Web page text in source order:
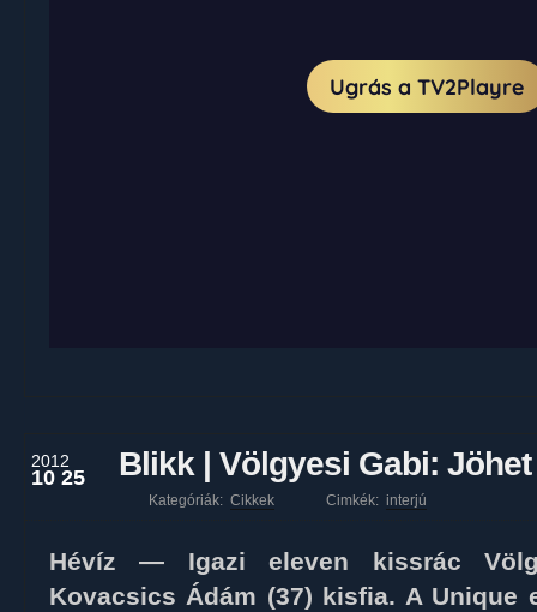
2012
10 25 Blikk | Völgyesi Gabi:
Kategóriák: Cikkek Cimkék: interjú
Hévíz — Igazi eleven kissrác
Kovacsics Ádám (37) kisfia. A Unique